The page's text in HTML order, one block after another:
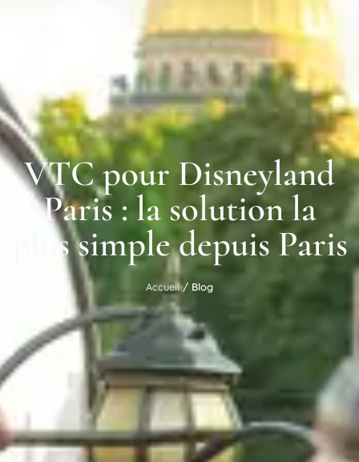
VTC pour Disneyland
Paris : la solution la
plus simple depuis Paris
Accueil/ Blog